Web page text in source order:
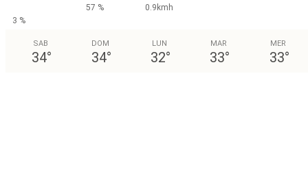
57 %
0.9kmh
3 %
SAB
34°
DOM
34°
LUN
32°
MAR
33°
MER
33°